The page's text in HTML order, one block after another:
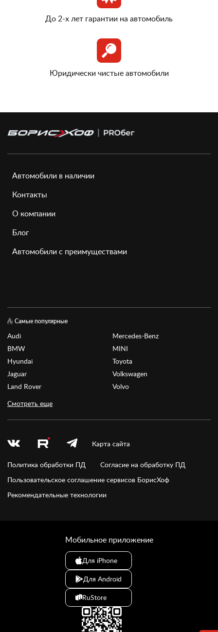
До 2-х лет гарантии на автомобиль
Юридически чистые автомобили
Автомобили в наличии
Контакты
О компании
Блог
Автомобили с преимуществами
Самые популярные
Audi
BMW
Hyundai
Jaguar
Land Rover
Mercedes-Benz
MINI
Toyota
Volkswagen
Volvo
Смотреть еще
Карта сайта
Политика обработки ПД
Согласие на обработку ПД
Пользовательское соглашение сервисов БорисХоф
Рекомендательные технологии
Мобильное приложение
Для iPhone
Для Android
RuStore